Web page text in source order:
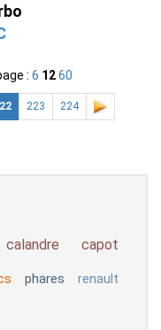
: 6 12 60
223 224
calandre capot
phares renault